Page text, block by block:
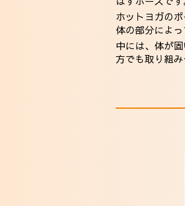
ホットヨガの
体の部分によ
中には、体が
方でも取り組